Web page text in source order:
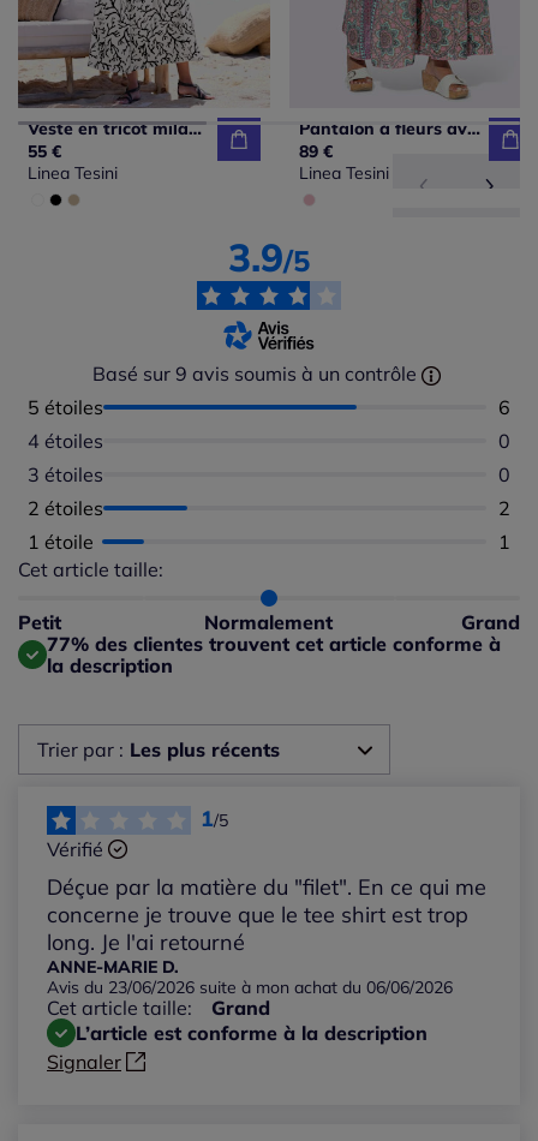
Veste en tricot milanais à manches longues et poches
55 €
Linea Tesini
Pantalon à fleurs avec large jambes et poches cousues
89 €
Linea Tesini
3.9/5
Basé sur 9 avis soumis à un contrôle
5 étoiles
6
4 étoiles
0
3 étoiles
0
2 étoiles
2
1 étoile
1
Cet article taille:
Petit Normalement Grand
Répartition du taillant selon les avis clients
Taille normalement : 78%
Taille petit : 11%
Taille grand : 11%
77% des clientes trouvent cet article conforme à
la description
Trier par : Les plus récents
Les plus récents
Les plus anciens
Notes les plus élevées
Notes les plus basses
1/5
Vérifié
Déçue par la matière du "filet". En ce qui me
concerne je trouve que le tee shirt est trop
long. Je l'ai retourné
ANNE-MARIE D.
Avis du 23/06/2026 suite à mon achat du 06/06/2026
Cet article taille:
Grand
L’article est conforme à la description
Signaler